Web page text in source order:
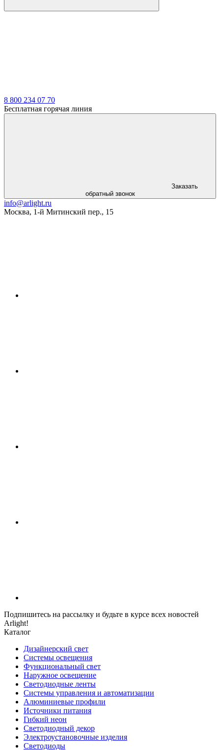
8 800 234 07 70
Бесплатная горячая линия
Заказать
обратный звонок
info@arlight.ru
Москва, 1-й Митинский пер., 15
Подпишитесь на рассылку и будьте в курсе всех новостей
Arlight!
Каталог
Дизайнерский свет
Системы освещения
Функциональный свет
Наружное освещение
Светодиодные ленты
Системы управления и автоматизации
Алюминиевые профили
Источники питания
Гибкий неон
Светодиодный декор
Электроустановочные изделия
Светодиоды